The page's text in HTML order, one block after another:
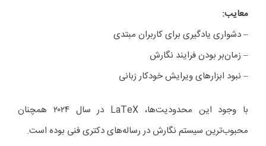
معایب:
– دشواری یادگیری برای کاربران مبتدی
– زمان‌بر بودن فرایند نگارش
– نبود ابزارهای ویرایش خودکار زبانی
با وجود این محدودیت‌ها، LaTeX در سال ۲۰۲۴ همچنان
محبوب‌ترین سیستم نگارش در رساله‌های دکتری فنی بوده است.